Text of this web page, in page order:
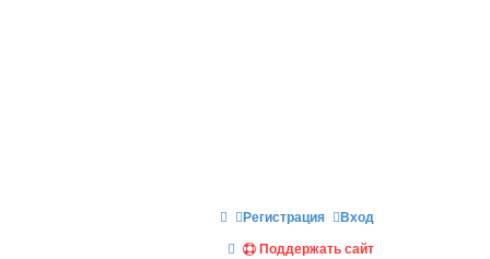
Вход
Регистрация
Поддержать сайт
П